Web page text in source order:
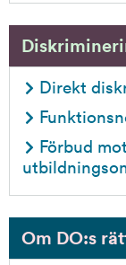
Direkt
Förbud
Om DO:s